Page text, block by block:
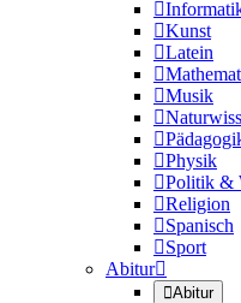

Kunst
Latein

Musik


Physik
Politik &
Religion
Spanisch
Sport
Abitur
Abitur